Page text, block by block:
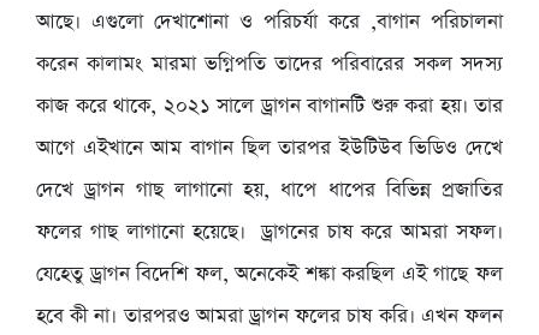
আছে। এগুলো দেখাশোনা ও পরিচর্যা করে ,বাগান পরিচালনা
করেন কালামং মারমা ভগ্নিপতি তাদের পরিবারের সকল সদস্য
কাজ করে থাকে, ২০২১ সালে ড্রাগন বাগানটি শুরু করা হয়। তার
আগে এইখানে আম বাগান ছিল তারপর ইউটিউব ভিডিও দেখে
দেখে ড্রাগন গাছ লাগানো হয়, ধাপে ধাপের বিভিন্ন প্রজাতির
ফলের গাছ লাগানো হয়েছে। ড্রাগনের চাষ করে আমরা সফল।
যেহেতু ড্রাগন বিদেশি ফল, অনেকেই শঙ্কা করছিল এই গাছে ফল
হবে কী না। তারপরও আমরা ড্রাগন ফলের চাষ করি। এখন ফলন